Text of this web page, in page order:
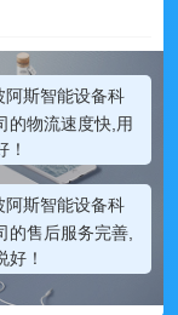
阿斯智能设备科
的物流速度快,用
！
阿斯智能设备科
的售后服务完善,
好！